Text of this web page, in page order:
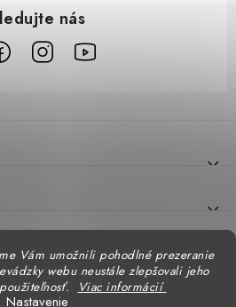
Vám umožnili pohodlné prezeranie
webu neustále zlepšovali jeho
Viac informácií
Nastavenie